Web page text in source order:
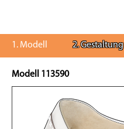
1. Modell 2. Gestaltung
Modell 113590